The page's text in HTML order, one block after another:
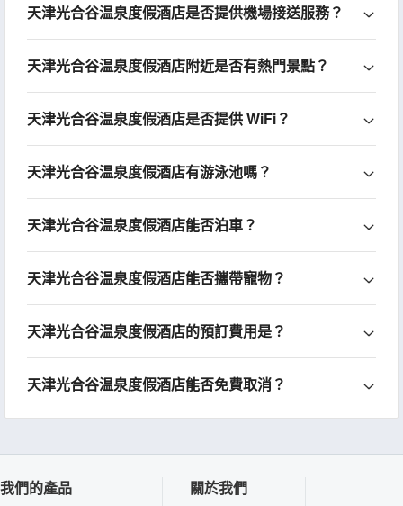
天津光合谷温泉度假酒店是否提供機場接送服務？
天津光合谷温泉度假酒店附近是否有熱門景點？
天津光合谷温泉度假酒店是否提供 WiFi？
天津光合谷温泉度假酒店有游泳池嗎？
天津光合谷温泉度假酒店能否泊車？
天津光合谷温泉度假酒店能否攜帶寵物？
天津光合谷温泉度假酒店的預訂費用是？
天津光合谷温泉度假酒店能否免費取消？
我們的產品 關於我們